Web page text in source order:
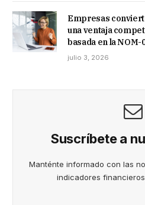
Empresas
una ventaja
basada en la NOM-
julio 3, 2026
Suscríbete a
Manténte informado con las
indicadores